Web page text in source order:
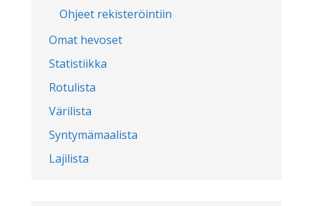
Ohjeet rekisteröintiin
Omat hevoset
Statistiikka
Rotulista
Värilista
Syntymämaalista
Lajilista